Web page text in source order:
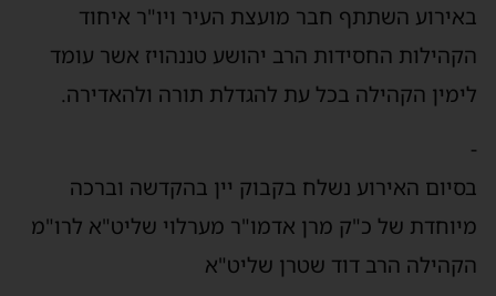
באירוע השתתף חבר מועצת העיר ויו"ר איחוד
הקהילות החסידות הרב יהושע טננהויז אשר עומד
לימין הקהילה בכל עת להגדלת תורה ולהאדירה.
-
בסיום האירוע נשלח בקבוק יין בהקדשה וברכה
מיוחדת של כ"ק מרן אדמו"ר מערלוי שליט"א לרו"מ
הקהילה הרב דוד שטרן שליט"א